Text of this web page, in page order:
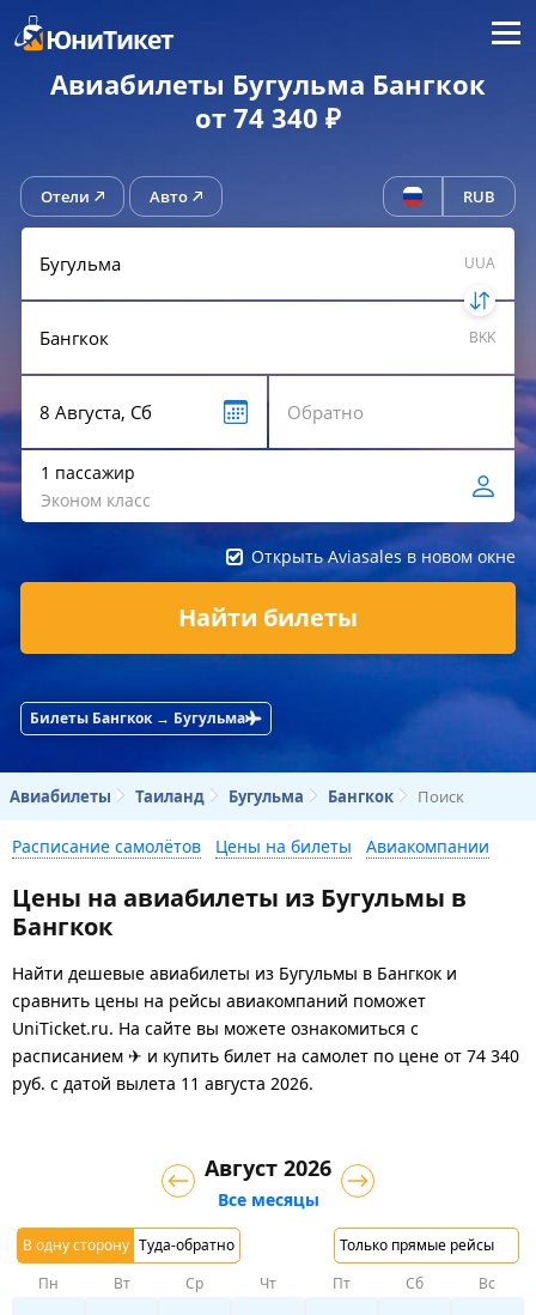
ЮниТикет Меню
Авиабилеты Бугульма Бангкок
от 74 340 ₽
Отели Авто RUB
UUA
BKK
1 пассажир
Эконом класс
Открыть Aviasales в новом окне
Найти билеты
Билеты Бангкок → Бугульма
Авиабилеты Таиланд Бугульма Бангкок Поиск
Расписание самолётов Цены на билеты Авиакомпании
Цены на авиабилеты из Бугульмы в
Бангкок
Найти дешевые авиабилеты из Бугульмы в Бангкок и
сравнить цены на рейсы авиакомпаний поможет
UniTicket.ru. На сайте вы можете ознакомиться с
расписанием ✈ и купить билет на самолет по цене от 74 340
руб. с датой вылета 11 августа 2026.
В одну сторону Туда-обратно Только прямые рейсы
Август 2026
Все месяцы
Пн Вт Ср Чт Пт Сб Вс